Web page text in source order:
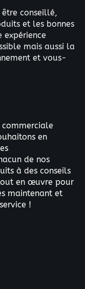
être conseillé,
et les bonnes
mais aussi la
et vous-
commerciale
en
de nos
à des conseils
en œuvre pour
maintenant et
!